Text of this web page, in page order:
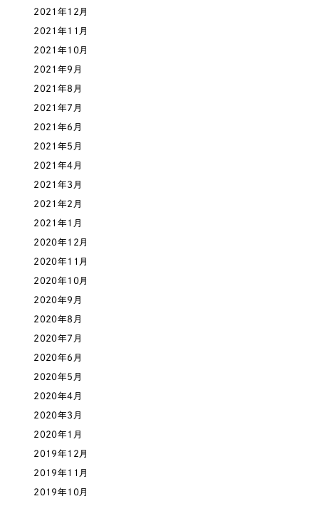
パープル・紫色
ピンク・桃色
カラフル・多色
その他
さらに条件を追加する
2021年12月
2021年11月
2021年10月
2021年9月
2021年8月
2021年7月
2021年6月
2021年5月
2021年4月
2021年3月
2021年2月
2021年1月
2020年12月
2020年11月
2020年10月
2020年9月
2020年8月
2020年7月
2020年6月
2020年5月
2020年4月
2020年3月
2020年1月
2019年12月
2019年11月
2019年10月